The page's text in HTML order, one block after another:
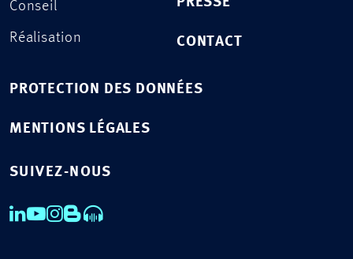
Conseil
Réalisation CONTACT
PROTECTION DES DONNÉES
MENTIONS LÉGALES
SUIVEZ-NOUS